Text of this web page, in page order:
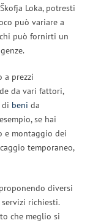
Loka, potresti
può variare a
può fornirti un
a prezzi
da vari fattori,
di beni da
se hai
e montaggio dei
temporaneo,
diversi
richiesti.
che meglio si